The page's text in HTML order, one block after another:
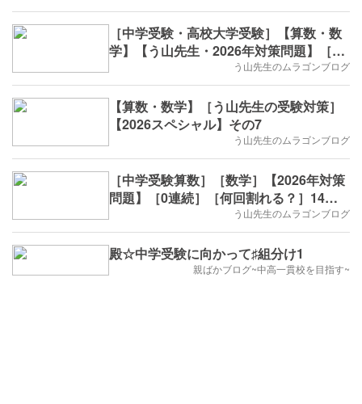
［中学受験・高校大学受験］【算数・数
学】【う山先生・2026年対策問題】［印
う山先生のムラゴンブログ
【算数・数学】［う山先生の受験対策］
【2026スペシャル】その7
う山先生のムラゴンブログ
［中学受験算数］［数学］【2026年対策
問題】［0連続］［何回割れる？］14回
う山先生のムラゴンブログ
殿☆中学受験に向かって♯組分け1
親ばかブログ~中高一貫校を目指す~